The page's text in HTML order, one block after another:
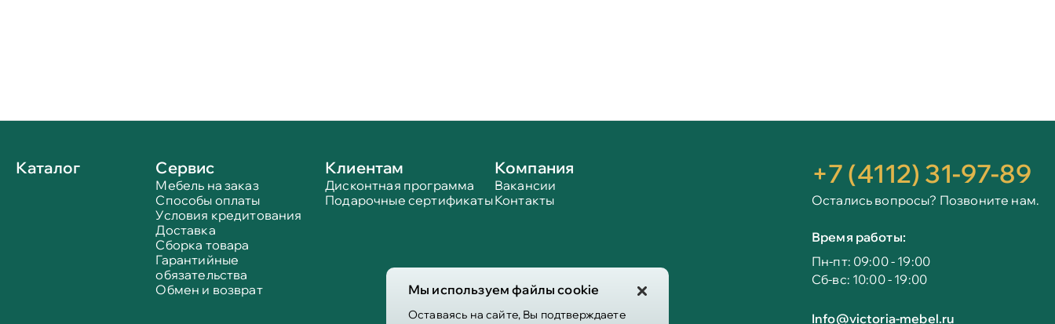
Мы используем файлы cookie
Оставаясь на сайте, Вы подтверждаете
Каталог Сервис
Мебель на заказ
Способы оплаты
Условия кредитования
Доставка
Сборка товара
Гарантийные
обязательства
Обмен и возврат
Клиентам
Дисконтная программа
Подарочные сертификаты
Компания
Вакансии
Контакты
+7 (4112) 31-97-89
Остались вопросы? Позвоните нам.
Время работы:
Пн-пт: 09:00 - 19:00
Сб-вс: 10:00 - 19:00
Info@victoria-mebel.ru